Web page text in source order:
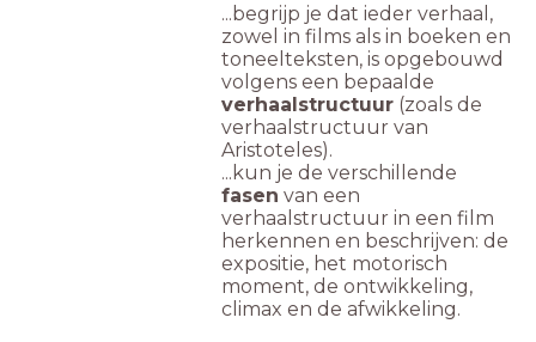
...begrijp je dat ieder verhaal,
zowel in films als in boeken en
toneelteksten, is opgebouwd
volgens een bepaalde
verhaalstructuur (zoals de
verhaalstructuur van
Aristoteles).
...kun je de verschillende
fasen van een
verhaalstructuur in een film
herkennen en beschrijven: de
expositie, het motorisch
moment, de ontwikkeling,
climax en de afwikkeling.